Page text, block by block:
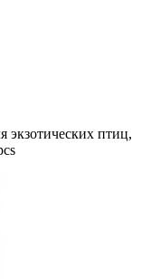
экзотических птиц,